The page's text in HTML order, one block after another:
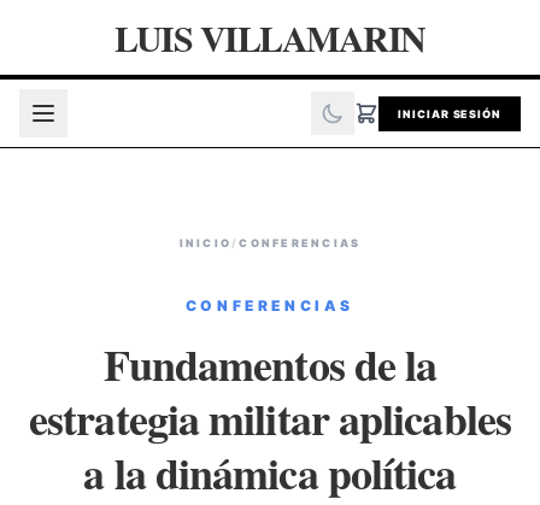
LUIS VILLAMARIN
INICIAR SESIÓN
INICIO /CONFERENCIAS
CONFERENCIAS
Fundamentos de la
estrategia militar aplicables
a la dinámica política